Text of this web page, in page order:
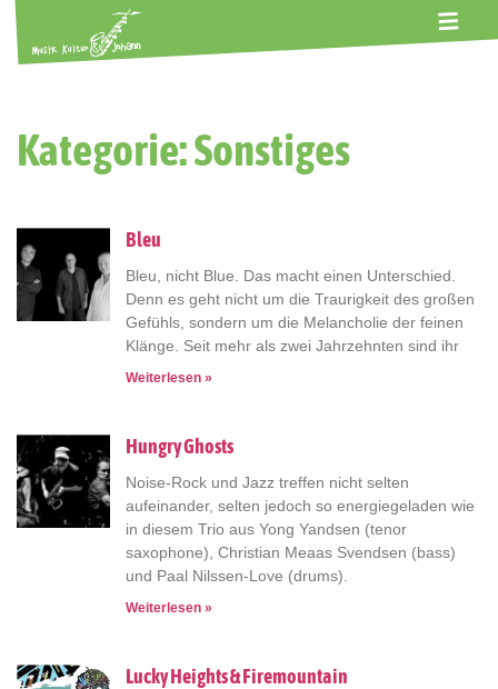
Kategorie: Sonstiges
Bleu
Bleu, nicht Blue. Das macht einen Unterschied.
Denn es geht nicht um die Traurigkeit des großen
Gefühls, sondern um die Melancholie der feinen
Klänge. Seit mehr als zwei Jahrzehnten sind ihr
Weiterlesen »
Hungry Ghosts
Noise-Rock und Jazz treffen nicht selten
aufeinander, selten jedoch so energiegeladen wie
in diesem Trio aus Yong Yandsen (tenor
saxophone), Christian Meaas Svendsen (bass)
und Paal Nilssen-Love (drums).
Weiterlesen »
Lucky Heights & Firemountain